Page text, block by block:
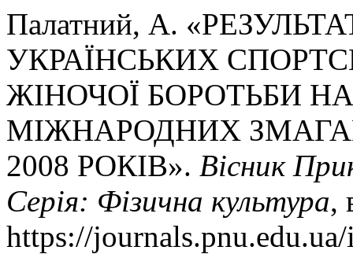
Палатний, А.
УКРАЇНСЬКИХ
ЖІНОЧОЇ БОРОТЬБИ
МІЖНАРОДНИХ
2008 РОКІВ». Вісник
Серія: Фізична культура,
https://